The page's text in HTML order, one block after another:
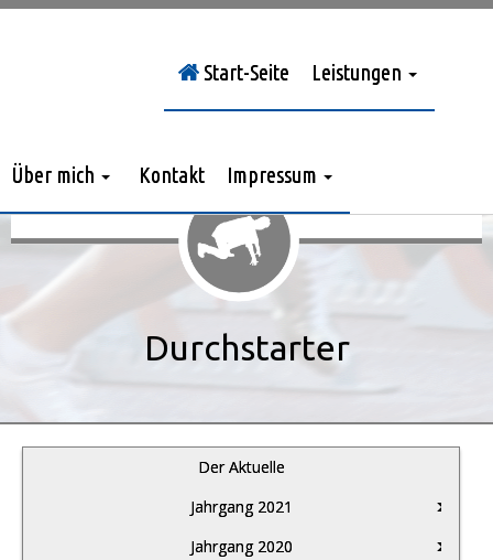
Start-Seite Leistungen
Über mich Kontakt Impressum
Durchstarter
Der Aktuelle
Jahrgang 2021
Jahrgang 2020